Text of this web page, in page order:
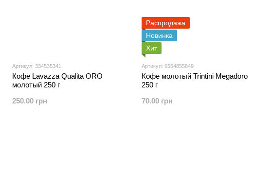
Артикул: 334535341
Кофе Lavazza Qualita ORO
молотый 250 г
250.00 грн
Распродажа
Новинка
Хит
Артикул: 6564855849
Кофе молотый Trintini Megadoro
250 г
70.00 грн